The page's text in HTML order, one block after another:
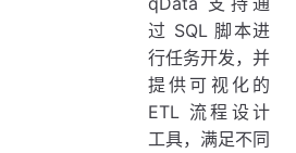
过 SQL 脚本进
行任务开发，并
提供可视化的
ETL 流程设计
工具，满足不同